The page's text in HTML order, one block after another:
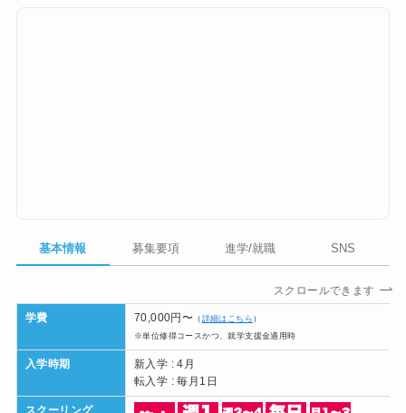
基本情報 募集要項 進学/就職 SNS
スクロールできます
学費 70,000円〜 （ 詳細はこちら ）
※単位修得コースかつ、就学支援金適用時
入学時期
新入学 : 4月
転入学 : 毎月1日
スクーリング